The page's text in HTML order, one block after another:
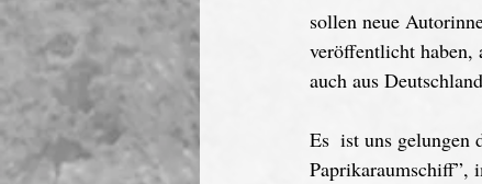
sollen neue
veröffentlicht haben,
auch aus
Es  ist uns gelungen
Paprikaraumschiff”,